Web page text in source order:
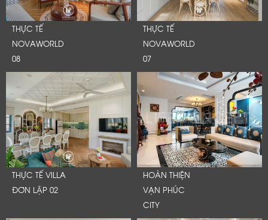
THỰC TẾ
NOVAWORLD
08
THỰC TẾ
NOVAWORLD
07
THỰC TẾ VILLA
ĐƠN LẬP 02
HOÀN THIỆN
VẠN PHÚC
CITY